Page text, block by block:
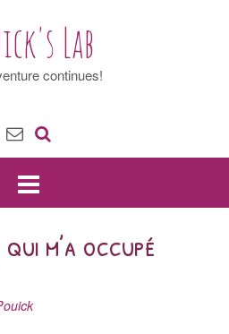
Lab
continues!
m’a occupé